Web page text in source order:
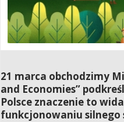
21 marca obchodzimy
and Economies”
Polsce znaczenie to
funkcjonowaniu silnego